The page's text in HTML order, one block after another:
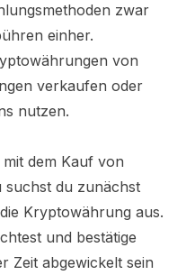
zwar
einher.
von
verkaufen oder
nutzen.
dem Kauf von
suchst du zunächst
Kryptowährung aus.
und bestätige
Zeit abgewickelt sein